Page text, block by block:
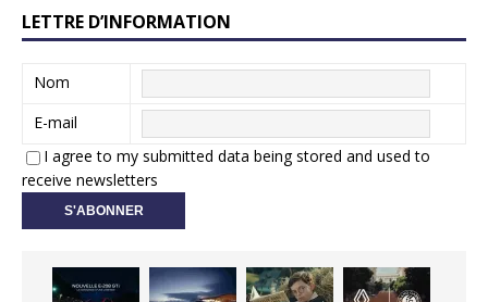
LETTRE D’INFORMATION
Nom
E-mail
I agree to my submitted data being stored and used to
receive newsletters